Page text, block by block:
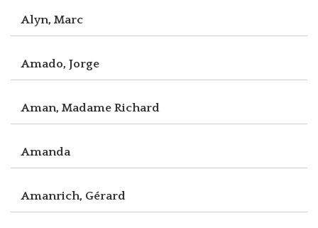
Alyn, Marc
Amado, Jorge
Aman, Madame Richard
Amanda
Amanrich, Gérard